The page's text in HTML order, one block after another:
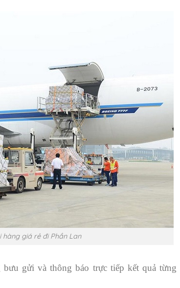
hàng giá rẻ đi Phần Lan
gửi và thông báo trực tiếp kết quả từng